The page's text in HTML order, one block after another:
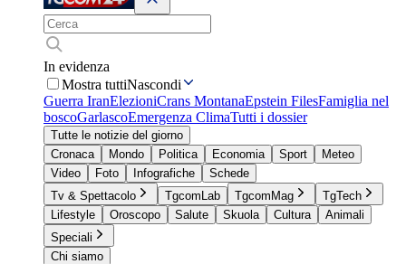
In evidenza
Mostra tuttiNascondi
Guerra IranElezioniCrans MontanaEpstein FilesFamiglia nel
boscoGarlascoEmergenza ClimaTutti i dossier
Tutte le notizie del giorno
Cronaca
Mondo Politica Economia Sport
Meteo
Video
Foto Infografiche
Schede
Tv & Spettacolo
TgcomLab TgcomMag
TgTech
Lifestyle
Oroscopo Salute Skuola Cultura
Animali
Speciali
Chi siamo